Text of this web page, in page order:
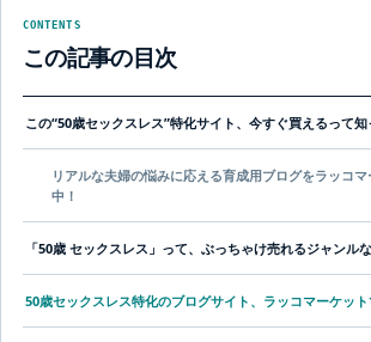
CONTENTS
この記事の目次
この“50歳セックスレス”特化サイト、今すぐ買えるって知
リアルな夫婦の悩みに応える育成用ブログをラッコ
中！
「50歳 セックスレス」って、ぶっちゃけ売れるジャンル
50歳セックスレス特化のブログサイト、ラッコマーケット